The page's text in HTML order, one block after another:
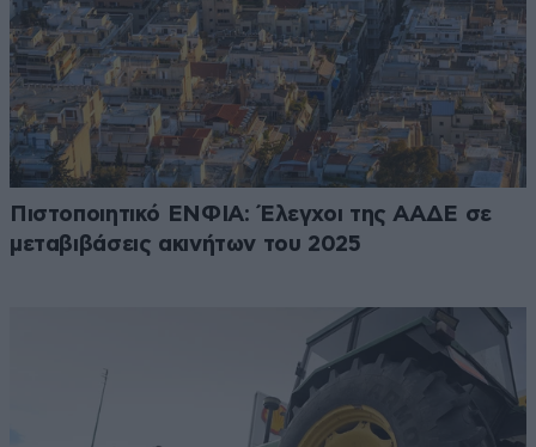
Πιστοποιητικό ΕΝΦΙΑ: Έλεγχοι της ΑΑΔΕ σε
μεταβιβάσεις ακινήτων του 2025